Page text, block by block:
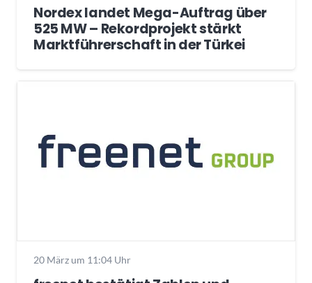
Nordex landet Mega-Auftrag über
525 MW – Rekordprojekt stärkt
Marktführerschaft in der Türkei
20 März um 11:04 Uhr